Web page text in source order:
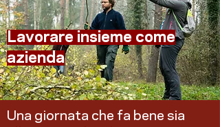
Lavorare insieme come
azienda
Una giornata che fa bene sia